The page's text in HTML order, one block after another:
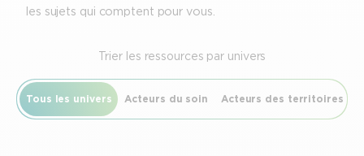
les sujets qui comptent pour vous.
Trier les ressources par univers
Tous les univers Acteurs du soin Acteurs des territoires